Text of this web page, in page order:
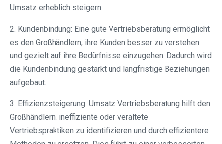
Umsatz erheblich steigern.
2. Kundenbindung: Eine gute Vertriebsberatung ermöglicht
es den Großhändlern, ihre Kunden besser zu verstehen
und gezielt auf ihre Bedürfnisse einzugehen. Dadurch wird
die Kundenbindung gestärkt und langfristige Beziehungen
aufgebaut.
3. Effizienzsteigerung: Umsatz Vertriebsberatung hilft den
Großhändlern, ineffiziente oder veraltete
Vertriebspraktiken zu identifizieren und durch effizientere